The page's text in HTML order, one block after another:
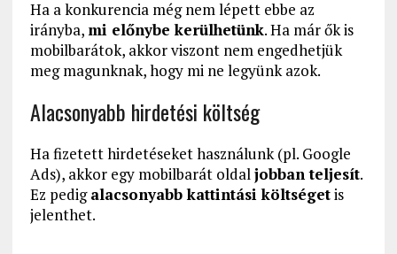
Ha a konkurencia még nem lépett ebbe az
irányba, mi előnybe kerülhetünk. Ha már ők is
mobilbarátok, akkor viszont nem engedhetjük
meg magunknak, hogy mi ne legyünk azok.
Alacsonyabb hirdetési költség
Ha fizetett hirdetéseket használunk (pl. Google
Ads), akkor egy mobilbarát oldaljobban teljesít.
Ez pedigalacsonyabb kattintási költségetis
jelenthet.